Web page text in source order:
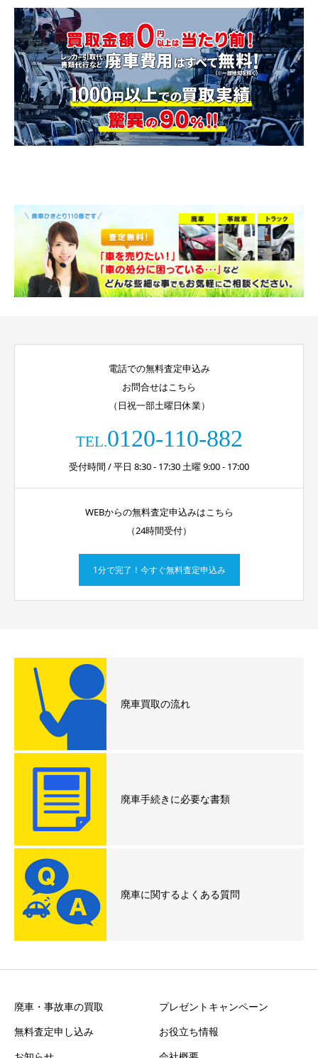
電話での無料査定申込み
お問合せはこちら
（日祝一部土曜日休業）
TEL.0120-110-882
受付時間 / 平日 8:30 - 17:30 土曜 9:00 - 17:00
WEBからの無料査定申込みはこちら
（24時間受付）
1分で完了！今すぐ無料査定申込み
廃車買取の流れ
廃車手続きに必要な書類
廃車に関するよくある質問
廃車・事故車の買取
プレゼントキャンペーン
無料査定申し込み
お役立ち情報